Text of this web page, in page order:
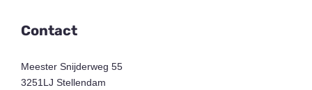
Contact
Meester Snijderweg 55
3251LJ Stellendam